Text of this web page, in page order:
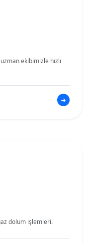
ekibimizle hızlı
dolum işlemleri.